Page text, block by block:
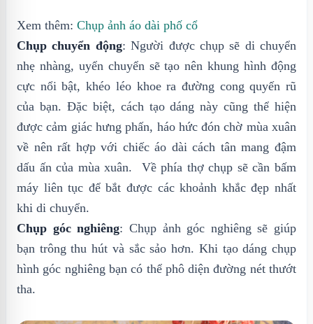
Xem thêm: Chụp ảnh áo dài phố cổ
Chụp chuyển động: Người được chụp sẽ di chuyển
nhẹ nhàng, uyển chuyển sẽ tạo nên khung hình động
cực nổi bật, khéo léo khoe ra đường cong quyến rũ
của bạn. Đặc biệt, cách tạo dáng này cũng thể hiện
được cảm giác hưng phấn, háo hức đón chờ mùa xuân
về nên rất hợp với chiếc áo dài cách tân mang đậm
dấu ấn của mùa xuân. Về phía thợ chụp sẽ cần bấm
máy liên tục để bắt được các khoảnh khắc đẹp nhất
khi di chuyển.
Chụp góc nghiêng: Chụp ảnh góc nghiêng sẽ giúp
bạn trông thu hút và sắc sảo hơn. Khi tạo dáng chụp
hình góc nghiêng bạn có thể phô diện đường nét thướt
tha.